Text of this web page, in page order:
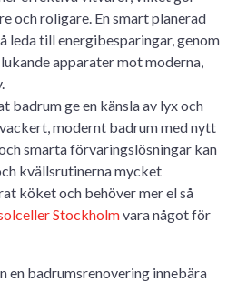
och roligare. En smart planerad
leda till energibesparingar, genom
apparater mot moderna,
badrum ge en känsla av lyx och
modernt badrum med nytt
smarta förvaringslösningar kan
kvällsrutinerna mycket
köket och behöver mer el så
Stockholmvara något för
en badrumsrenovering innebära